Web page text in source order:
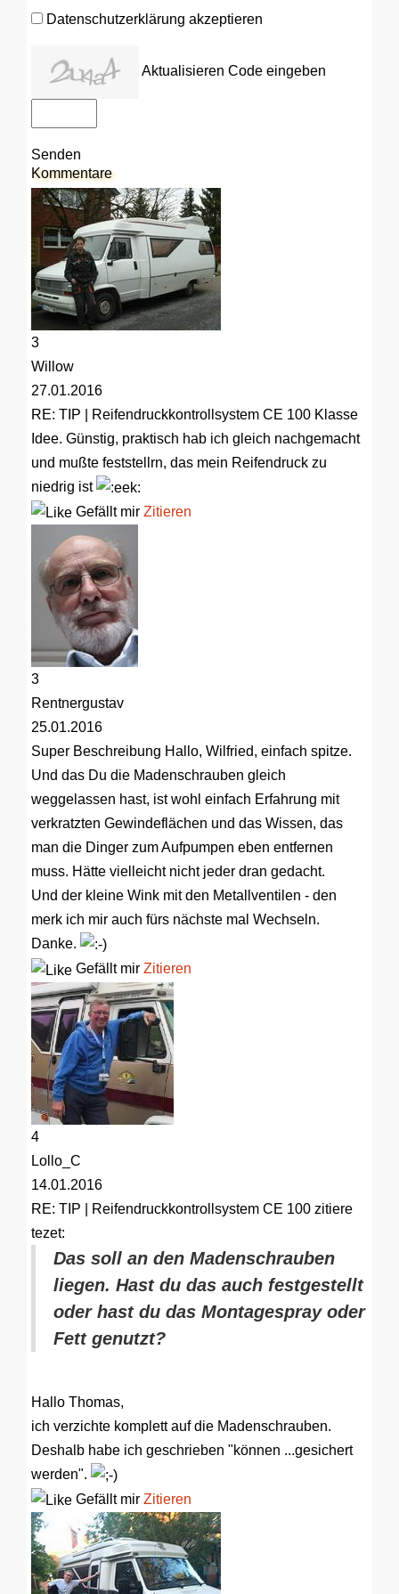
Datenschutzerklärung akzeptieren
Aktualisieren Code eingeben
Senden
Kommentare
3
Willow
27.01.2016
RE: TIP | Reifendruckkontrollsystem CE 100 Klasse
Idee. Günstig, praktisch hab ich gleich nachgemacht
und mußte feststellrn, das mein Reifendruck zu
niedrig ist
Gefällt mir Zitieren
3
Rentnergustav
25.01.2016
Super Beschreibung Hallo, Wilfried, einfach spitze.
Und das Du die Madenschrauben gleich
weggelassen hast, ist wohl einfach Erfahrung mit
verkratzten Gewindeflächen und das Wissen, das
man die Dinger zum Aufpumpen eben entfernen
muss. Hätte vielleicht nicht jeder dran gedacht.
Und der kleine Wink mit den Metallventilen - den
merk ich mir auch fürs nächste mal Wechseln.
Danke.
Gefällt mir Zitieren
4
Lollo_C
14.01.2016
RE: TIP | Reifendruckkontrollsystem CE 100 zitiere
tezet:
Das soll an den Madenschrauben
liegen. Hast du das auch festgestellt
oder hast du das Montagespray oder
Fett genutzt?
Hallo Thomas,
ich verzichte komplett auf die Madenschrauben.
Deshalb habe ich geschrieben "können ...gesichert
werden".
Gefällt mir Zitieren